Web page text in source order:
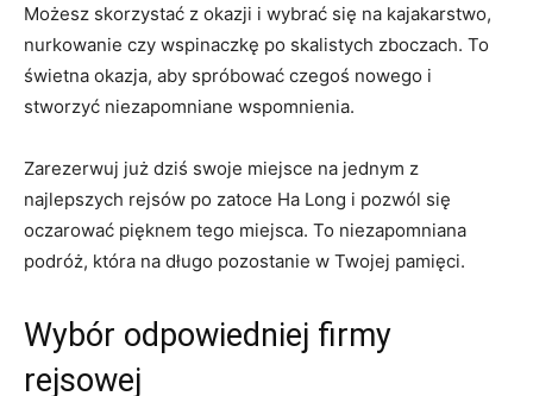
Możesz skorzystać z okazji i‌ wybrać się na kajakarstwo,
nurkowanie czy wspinaczkę po skalistych ⁢zboczach. To
świetna⁤ okazja, aby spróbować czegoś nowego i
stworzyć ⁢niezapomniane wspomnienia.
Zarezerwuj już dziś swoje⁣ miejsce na jednym z
najlepszych rejsów po zatoce Ha‌ Long i pozwól się
⁣oczarować pięknem tego miejsca. To niezapomniana
podróż, która na długo ‌pozostanie w Twojej pamięci.
Wybór odpowiedniej firmy⁤
rejsowej